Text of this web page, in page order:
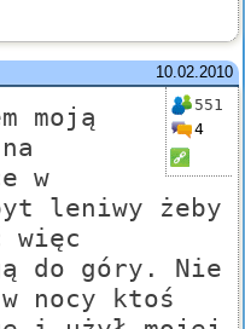
10.02.2010
551
4
moją
w
leniwy żeby
więc
do góry. Nie
nocy ktoś